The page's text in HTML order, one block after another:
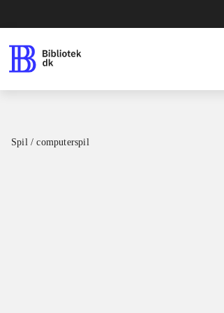
Spil / computerspil